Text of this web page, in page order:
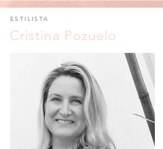
ESTILISTA
Cristina Pozuelo